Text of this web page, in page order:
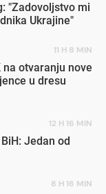
"Zadovoljstvo mi
Ukrajine"
11 H 8 MIN
na otvaranju nove
u dresu
12 H 16 MIN
Jedan od
8 H 16 MIN